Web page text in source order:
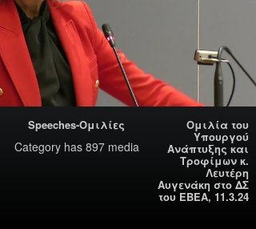
Speeches-Ομιλίες
Categoryhas 897 media
Ομιλία του
Υπουργού
Ανάπτυξης και
Τροφίμων κ.
Λευτέρη
Αυγενάκη στο ΔΣ
του ΕΒΕΑ, 11.3.24